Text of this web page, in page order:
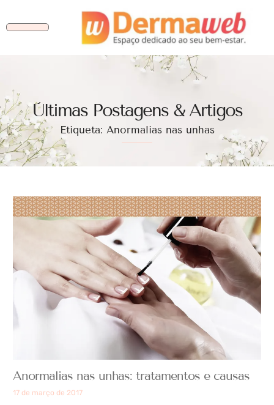
Ùltimas Postagens & Artigos
Etiqueta: Anormalias nas unhas
Anormalias nas unhas: tratamentos e causas
17 de março de 2017